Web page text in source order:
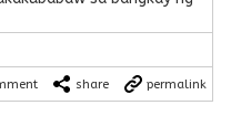
share permalink